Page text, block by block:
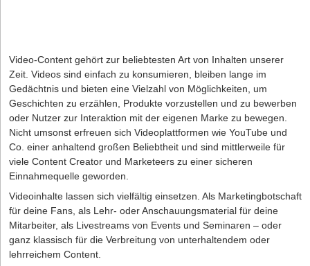
Video-Content gehört zur beliebtesten Art von Inhalten unserer
Zeit. Videos sind einfach zu konsumieren, bleiben lange im
Gedächtnis und bieten eine Vielzahl von Möglichkeiten, um
Geschichten zu erzählen, Produkte vorzustellen und zu bewerben
oder Nutzer zur Interaktion mit der eigenen Marke zu bewegen.
Nicht umsonst erfreuen sich Videoplattformen wie YouTube und
Co. einer anhaltend großen Beliebtheit und sind mittlerweile für
viele Content Creator und Marketeers zu einer sicheren
Einnahmequelle geworden.
Videoinhalte lassen sich vielfältig einsetzen. Als Marketingbotschaft
für deine Fans, als Lehr- oder Anschauungsmaterial für deine
Mitarbeiter, als Livestreams von Events und Seminaren – oder
ganz klassisch für die Verbreitung von unterhaltendem oder
lehrreichem Content.